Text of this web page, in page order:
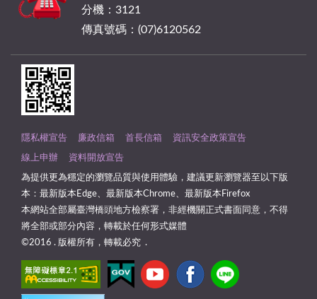
分機：3121
傳真號碼：(07)6120562
隱私權宣告 廉政信箱 首長信箱 資訊安全政策宣告
線上申辦 資料開放宣告
為提供更為穩定的瀏覽品質與使用體驗，建議更新瀏覽器至以下版
本：最新版本Edge、最新版本Chrome、最新版本Firefox
本網站全部屬臺灣橋頭地方檢察署，非經機關正式書面同意，不得
將全部或部分內容，轉載於任何形式媒體
©2016 . 版權所有，轉載必究 .